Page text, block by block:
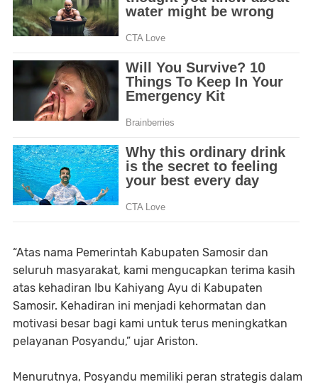
“Atas nama Pemerintah Kabupaten Samosir dan
seluruh masyarakat, kami mengucapkan terima kasih
atas kehadiran Ibu Kahiyang Ayu di Kabupaten
Samosir. Kehadiran ini menjadi kehormatan dan
motivasi besar bagi kami untuk terus meningkatkan
pelayanan Posyandu,” ujar Ariston.
Menurutnya, Posyandu memiliki peran strategis dalam